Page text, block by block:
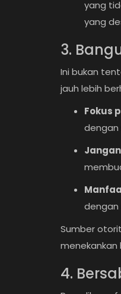
yang
yang
3.
Ini bukan
jauh lebih
Fokus
dengan
dengan
Sumber
4.